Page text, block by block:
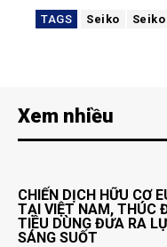
TAGS Seiko
Xem nhiều
CHIẾN DỊCH HỮU CƠ
TẠI VIỆT NAM, THÚC
TIÊU DÙNG ĐƯA RA
SÁNG SUỐT